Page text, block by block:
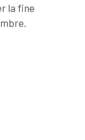
la fine